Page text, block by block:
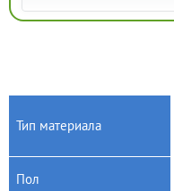
Тип материала
Пол